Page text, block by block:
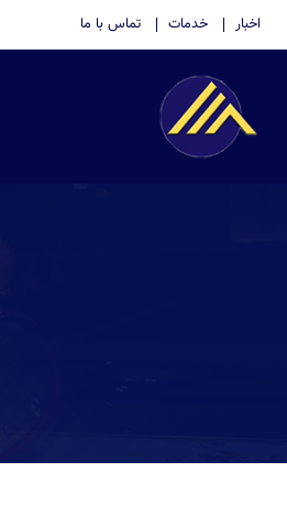
اخبار خدمات تماس با ما